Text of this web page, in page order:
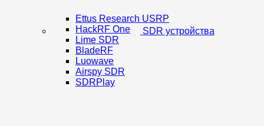
SDR устройства
Ettus Research USRP
HackRF One
Lime SDR
BladeRF
Luowave
Airspy SDR
SDRPlay